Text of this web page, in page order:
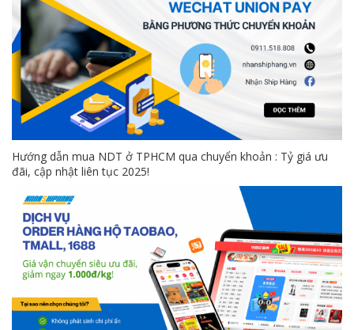
Hướng dẫn mua NDT ở TPHCM qua chuyển khoản : Tỷ giá ưu
đãi, cập nhật liên tục 2025!